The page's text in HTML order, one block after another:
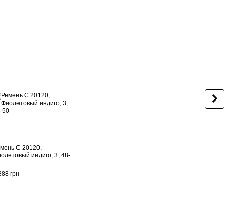
C 20120,
индиго, 3, 48-
грн